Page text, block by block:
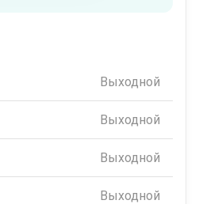
Выходной
Выходной
Выходной
Выходной